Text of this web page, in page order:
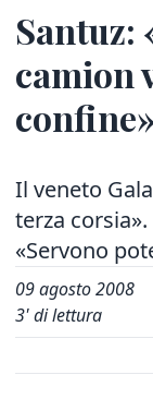
Santuz:
camion
Il veneto
terza corsia».
«Servono
09 agosto 2008
3' di lettura